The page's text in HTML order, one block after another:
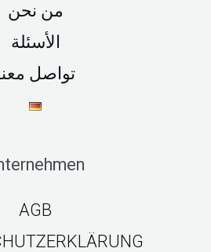
من نحن
الأسئلة
تواصل
AGB